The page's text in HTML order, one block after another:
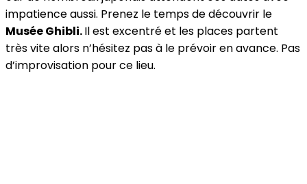
impatience aussi. Prenez le temps de découvrir le
Musée Ghibli.Il est excentré et les places partent
très vite alors n’hésitez pas à le prévoir en avance. Pas
d’improvisation pour ce lieu.